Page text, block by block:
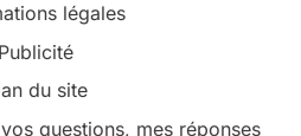
légales
Publicité
du site
questions, mes réponses